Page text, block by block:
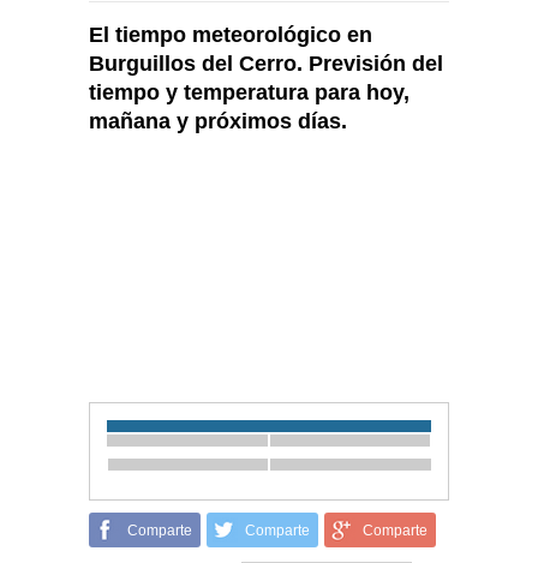
El tiempo meteorológico en
Burguillos del Cerro. Previsión del
tiempo y temperatura para hoy,
mañana y próximos días.
Comparte Comparte Comparte